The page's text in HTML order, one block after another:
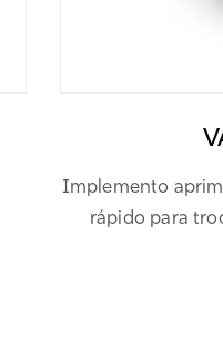
Implemento
rápido para